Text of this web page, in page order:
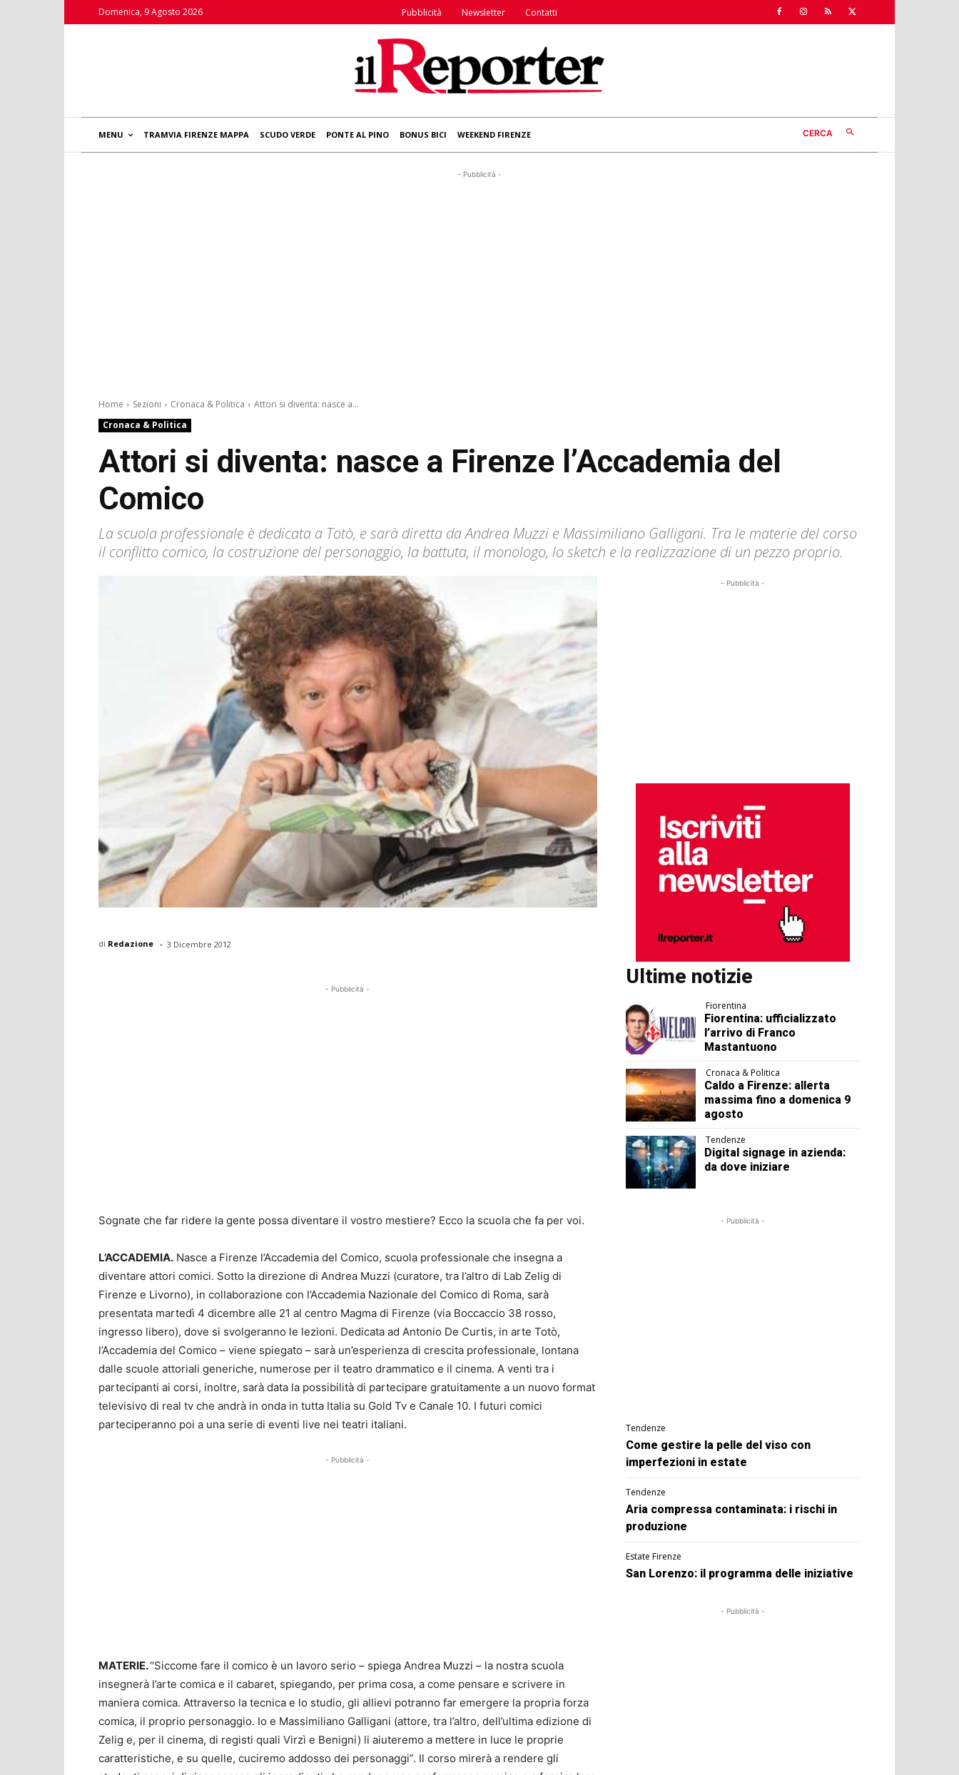
Domenica, 9 Agosto 2026 Pubblicità Newsletter Contatti
MENU TRAMVIA FIRENZE MAPPA SCUDO VERDE PONTE AL PINO BONUS BICI WEEKEND FIRENZE CERCA
- Pubblicità -
Home Sezioni Cronaca & Politica
Attori si diventa: nasce a...
Cronaca & Politica
Attori si diventa: nasce a Firenze l’Accademia del
Comico
La scuola professionale è dedicata a Totò, e sarà diretta da Andrea Muzzi e Massimiliano Galligani. Tra le materie del corso
il conflitto comico, la costruzione del personaggio, la battuta, il monologo, lo sketch e la realizzazione di un pezzo proprio.
di Redazione - 3 Dicembre 2012
- Pubblicità -
Sognate che far ridere la gente possa diventare il vostro mestiere? Ecco la scuola che fa per voi.
L’ACCADEMIA. Nasce a Firenze l’Accademia del Comico, scuola professionale che insegna a
diventare attori comici. Sotto la direzione di Andrea Muzzi (curatore, tra l’altro di Lab Zelig di
Firenze e Livorno), in collaborazione con l’Accademia Nazionale del Comico di Roma, sarà
presentata martedì 4 dicembre alle 21 al centro Magma di Firenze (via Boccaccio 38 rosso,
ingresso libero), dove si svolgeranno le lezioni. Dedicata ad Antonio De Curtis, in arte Totò,
l’Accademia del Comico – viene spiegato – sarà un’esperienza di crescita professionale, lontana
dalle scuole attoriali generiche, numerose per il teatro drammatico e il cinema. A venti tra i
partecipanti ai corsi, inoltre, sarà data la possibilità di partecipare gratuitamente a un nuovo format
televisivo di real tv che andrà in onda in tutta Italia su Gold Tv e Canale 10. I futuri comici
parteciperanno poi a una serie di eventi live nei teatri italiani.
- Pubblicità -
MATERIE.“Siccome fare il comico è un lavoro serio – spiega Andrea Muzzi – la nostra scuola
insegnerà l’arte comica e il cabaret, spiegando, per prima cosa, a come pensare e scrivere in
maniera comica. Attraverso la tecnica e lo studio, gli allievi potranno far emergere la propria forza
comica, il proprio personaggio. Io e Massimiliano Galligani (attore, tra l’altro, dell’ultima edizione di
Zelig e, per il cinema, di registi quali Virzì e Benigni) li aiuteremo a mettere in luce le proprie
caratteristiche, e su quelle, cuciremo addosso dei personaggi”. Il corso mirerà a rendere gli
- Pubblicità -
Ultime notizie
Fiorentina
Fiorentina: ufficializzato
l’arrivo di Franco
Mastantuono
Cronaca & Politica
Caldo a Firenze: allerta
massima fino a domenica 9
agosto
Tendenze
Digital signage in azienda:
da dove iniziare
- Pubblicità -
Tendenze
Come gestire la pelle del viso con
imperfezioni in estate
Tendenze
Aria compressa contaminata: i rischi in
produzione
Estate Firenze
San Lorenzo: il programma delle iniziative
- Pubblicità -